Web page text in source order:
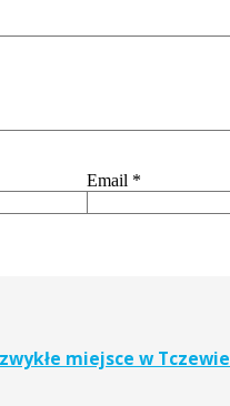
Email *
miejsce w Tczewie